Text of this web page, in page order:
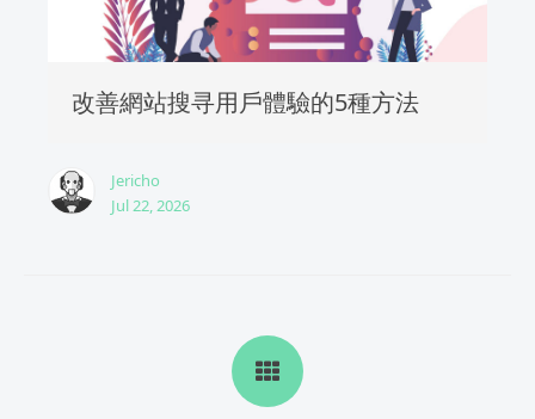
改善網站搜寻用戶體驗的5種方法
Jericho
Jul 22, 2026